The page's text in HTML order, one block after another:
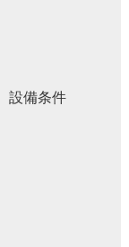
設備条件